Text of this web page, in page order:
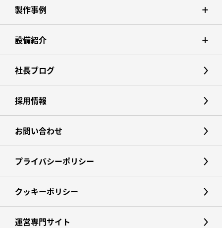
製作事例
設備紹介
社長ブログ
採用情報
お問い合わせ
プライバシーポリシー
クッキーポリシー
運営専門サイト